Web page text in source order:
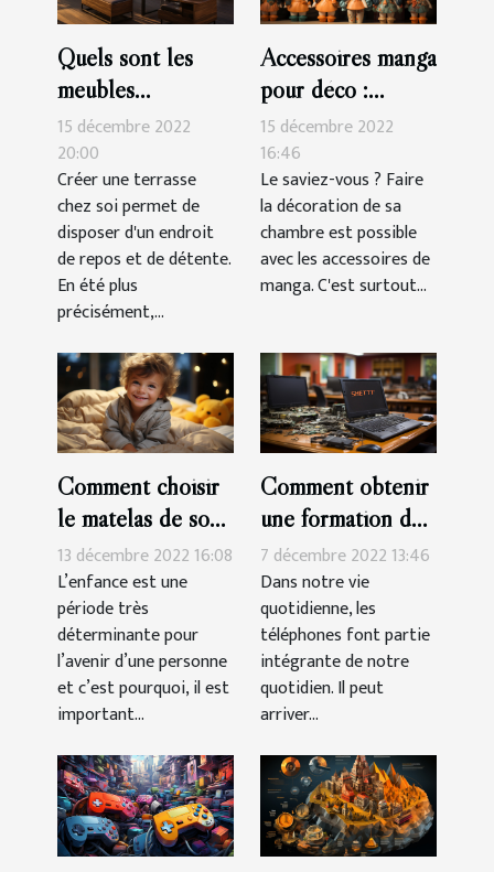
Quels sont les
meubles
indispensables
pour une terrasse?
15 décembre 2022
20:00
Créer une terrasse
chez soi permet de
disposer d'un endroit
de repos et de détente.
En été plus
précisément,...
Accessoires manga
pour déco :
parlons-en !
15 décembre 2022
16:46
Le saviez-vous ? Faire
la décoration de sa
chambre est possible
avec les accessoires de
manga. C'est surtout...
Comment choisir
le matelas de son
enfant?
13 décembre 2022 16:08
L’enfance est une
période très
déterminante pour
l’avenir d’une personne
et c’est pourquoi, il est
important...
Comment obtenir
une formation de
réparation de
smartphone à
Montpelier ?
7 décembre 2022 13:46
Dans notre vie
quotidienne, les
téléphones font partie
intégrante de notre
quotidien. Il peut
arriver...